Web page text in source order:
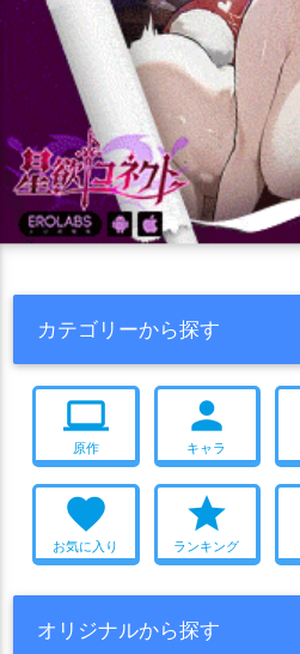
カテゴリーから探す
computer
原作
person
キャラ
favorite
お気に入り
star
ランキング
オリジナルから探す